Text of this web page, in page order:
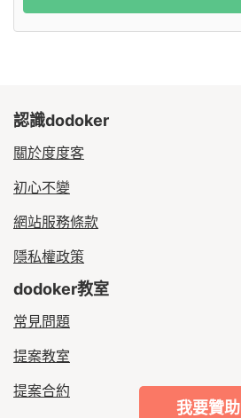
我要贊助
認識dodoker
關於度度客
初心不變
網站服務條款
隱私權政策
dodoker教室
常見問題
提案教室
提案合約